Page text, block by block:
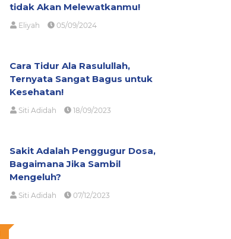
tidak Akan Melewatkanmu!
Eliyah 05/09/2024
Cara Tidur Ala Rasulullah,
Ternyata Sangat Bagus untuk
Kesehatan!
Siti Adidah 18/09/2023
Sakit Adalah Penggugur Dosa,
Bagaimana Jika Sambil
Mengeluh?
Siti Adidah 07/12/2023